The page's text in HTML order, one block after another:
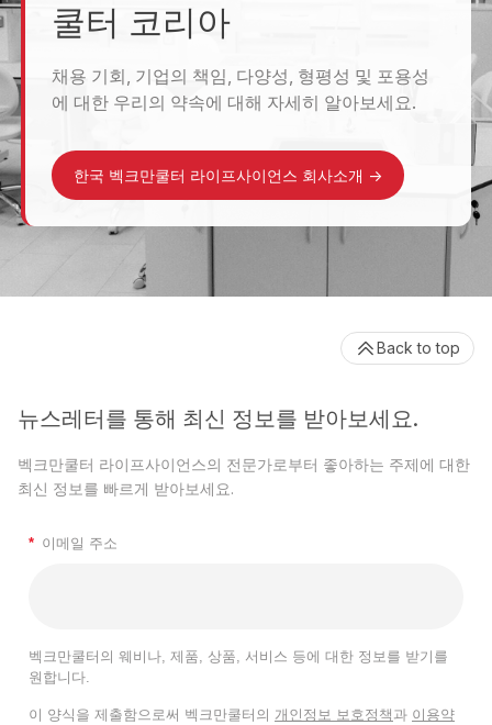
쿨터 코리아
채용 기회, 기업의 책임, 다양성, 형평성 및 포용성
에 대한 우리의 약속에 대해 자세히 알아보세요.
한국 벡크만쿨터 라이프사이언스 회사소개 ->
뉴스레터를 통해 최신 정보를 받아보세요.
벡크만쿨터 라이프사이언스의 전문가로부터 좋아하는 주제에 대한
최신 정보를 빠르게 받아보세요.
* 이메일 주소
벡크만쿨터의 웨비나, 제품, 상품, 서비스 등에 대한 정보를 받기를
원합니다.
이 양식을 제출함으로써 벡크만쿨터의 개인정보 보호정책 과 이용약
Back to top